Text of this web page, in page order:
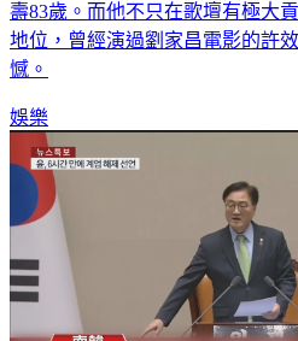
壽83歲。而他不只在歌壇有極大
地位，曾經演過劉家昌電影的許
憾。
娛樂